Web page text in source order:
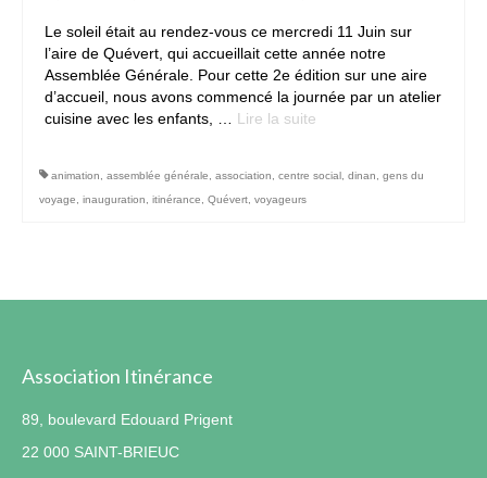
Contact
Le soleil était au rendez-vous ce mercredi 11 Juin sur
l’aire de Quévert, qui accueillait cette année notre
Assemblée Générale. Pour cette 2e édition sur une aire
d’accueil, nous avons commencé la journée par un atelier
cuisine avec les enfants, … Lire la suite­­
animation assemblée générale association centre social dinan
gens du
voyage
inauguration itinérance Quévert voyageurs
Association Itinérance
89, boulevard Edouard Prigent
22 000 SAINT-BRIEUC